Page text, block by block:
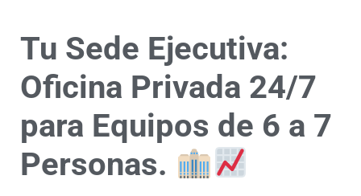
Tu Sede Ejecutiva:
Oficina Privada 24/7
para Equipos de 6 a 7
Personas.